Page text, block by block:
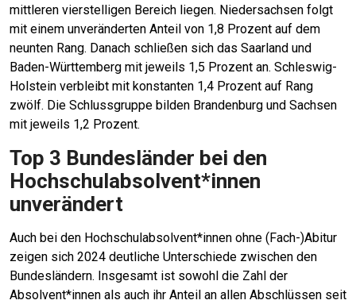
mittleren vierstelligen Bereich liegen. Niedersachsen folgt
mit einem unveränderten Anteil von 1,8 Prozent auf dem
neunten Rang. Danach schließen sich das Saarland und
Baden-Württemberg mit jeweils 1,5 Prozent an. Schleswig-
Holstein verbleibt mit konstanten 1,4 Prozent auf Rang
zwölf. Die Schlussgruppe bilden Brandenburg und Sachsen
mit jeweils 1,2 Prozent.
Top 3 Bundesländer bei den
Hochschulabsolvent*innen
unverändert
Auch bei den Hochschulabsolvent*innen ohne (Fach-)Abitur
zeigen sich 2024 deutliche Unterschiede zwischen den
Bundesländern. Insgesamt ist sowohl die Zahl der
Absolvent*innen als auch ihr Anteil an allen Abschlüssen seit